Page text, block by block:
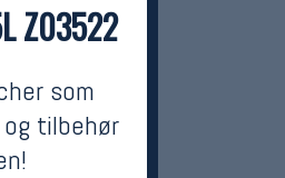
Z03522
som
tilbehør